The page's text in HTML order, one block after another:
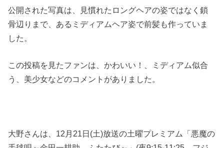
公開された写真は、見慣れたロングヘアの姿ではなく鎖
骨辺りまで、あるミディアムヘア姿で前髪も作っていま
した。
この投稿を見たファンは、かわいい！、ミディアム似合
う、美少女などのコメントがありました。
大野さんは、12月21日(土)放送の土曜プレミアム「悪魔の